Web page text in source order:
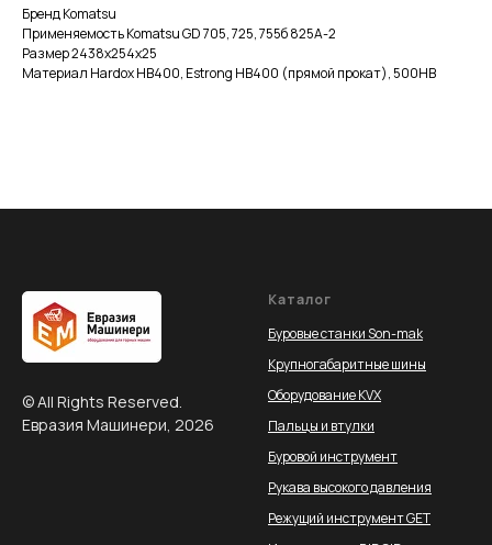
Бренд Komatsu
Применяемость Komatsu GD 705, 725, 755б 825A-2
Размер 2438x254x25
Материал Hardox HB400, Estrong HB400 (прямой прокат), 500НВ
© All Rights Reserved.
Евразия Машинери, 2026
Каталог
Буровые станки Son-mak
Крупногабаритные шины
Оборудование KVX
Пальцы и втулки
Буровой инструмент
Рукава высокого давления
Режущий инструмент GET